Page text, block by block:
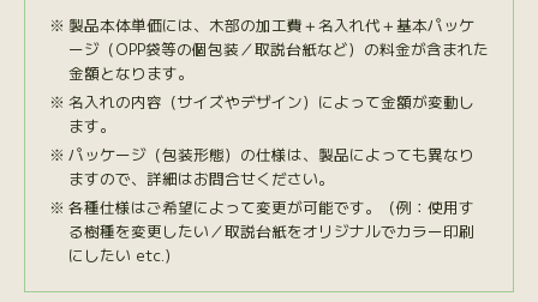
製品本体単価には、木部の加工費＋名入れ代＋基本パッケ
ージ（OPP袋等の個包装／取説台紙など）の料金が含まれた
金額となります。
名入れの内容（サイズやデザイン）によって金額が変動し
ます。
パッケージ（包装形態）の仕様は、製品によっても異なり
ますので、詳細はお問合せください。
各種仕様はご希望によって変更が可能です。（例：使用す
る樹種を変更したい／取説台紙をオリジナルでカラー印刷
にしたい etc.）